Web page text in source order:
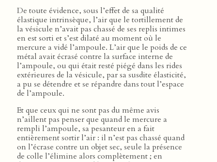
De toute évidence, sous l’effet de sa qualité
élastique intrinsèque, l’air que le tortillement de
la vésicule n’avait pas chassé de ses replis intimes
en est sorti et s’est dilaté au moment où le
mercure a vidé l’ampoule. L’air que le poids de ce
métal avait écrasé contre la surface interne de
l’ampoule, ou qui était resté piégé dans les rides
extérieures de la vésicule, par sa susdite élasticité,
a pu se détendre et se répandre dans tout l’espace
de l’ampoule.
Et que ceux qui ne sont pas du même avis
n’aillent pas penser que quand le mercure a
rempli l’ampoule, sa pesanteur en a fait
entièrement sortir l’air : il n’est pas chassé quand
on l’écrase contre un objet sec, seule la présence
de colle l’élimine alors complètement ; en